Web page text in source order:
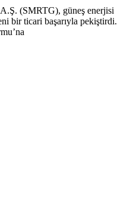
(SMRTG), güneş enerjisi
bir ticari başarıyla pekiştirdi.